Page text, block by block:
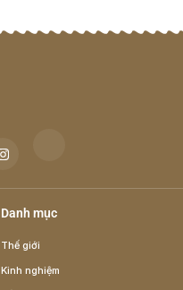
Danh mục
Thế giới
Kinh nghiệm